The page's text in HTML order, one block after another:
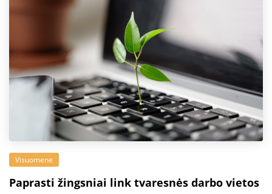
Visuomenė
Paprasti žingsniai link tvaresnės darbo vietos